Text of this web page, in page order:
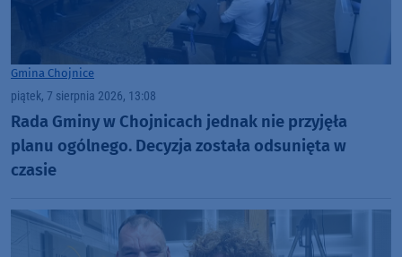
Gmina Chojnice
piątek, 7 sierpnia 2026, 13:08
Rada Gminy w Chojnicach jednak nie przyjęła
planu ogólnego. Decyzja została odsunięta w
czasie